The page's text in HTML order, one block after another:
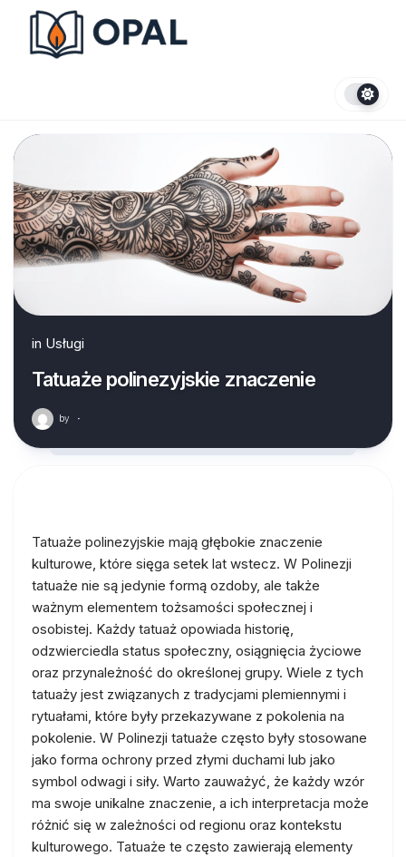
content
in Usługi
Tatuaże polinezyjskie znaczenie
by ·
Tatuaże polinezyjskie mają głębokie znaczenie
kulturowe, które sięga setek lat wstecz. W Polinezji
tatuaże nie są jedynie formą ozdoby, ale także
ważnym elementem tożsamości społecznej i
osobistej. Każdy tatuaż opowiada historię,
odzwierciedla status społeczny, osiągnięcia życiowe
oraz przynależność do określonej grupy. Wiele z tych
tatuaży jest związanych z tradycjami plemiennymi i
rytuałami, które były przekazywane z pokolenia na
pokolenie. W Polinezji tatuaże często były stosowane
jako forma ochrony przed złymi duchami lub jako
symbol odwagi i siły. Warto zauważyć, że każdy wzór
ma swoje unikalne znaczenie, a ich interpretacja może
różnić się w zależności od regionu oraz kontekstu
kulturowego. Tatuaże te często zawierają elementy